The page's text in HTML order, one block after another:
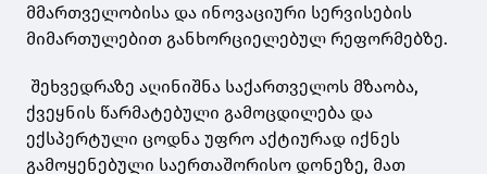
მმართველობისა და ინოვაციური სერვისების
მიმართულებით განხორციელებულ რეფორმებზე.
შეხვედრაზე აღინიშნა საქართველოს მზაობა,
ქვეყნის წარმატებული გამოცდილება და
ექსპერტული ცოდნა უფრო აქტიურად იქნეს
გამოყენებული საერთაშორისო დონეზე, მათ